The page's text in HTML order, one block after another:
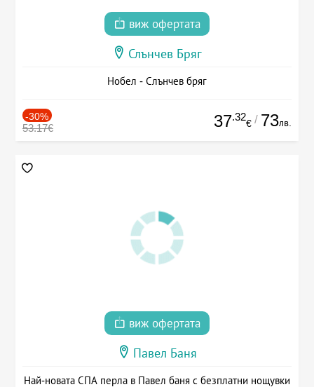
виж офертата
Слънчев Бряг
Нобел - Слънчев бряг
-30%
53.17€ 37.32
€ / 73лв.
виж офертата
Павел Баня
Най-новата СПА перла в Павел баня с безплатни нощувки